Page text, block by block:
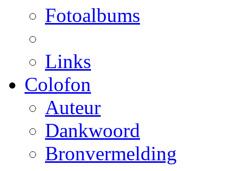
Fotoalbums
Links
Colofon
Auteur
Dankwoord
Bronvermelding